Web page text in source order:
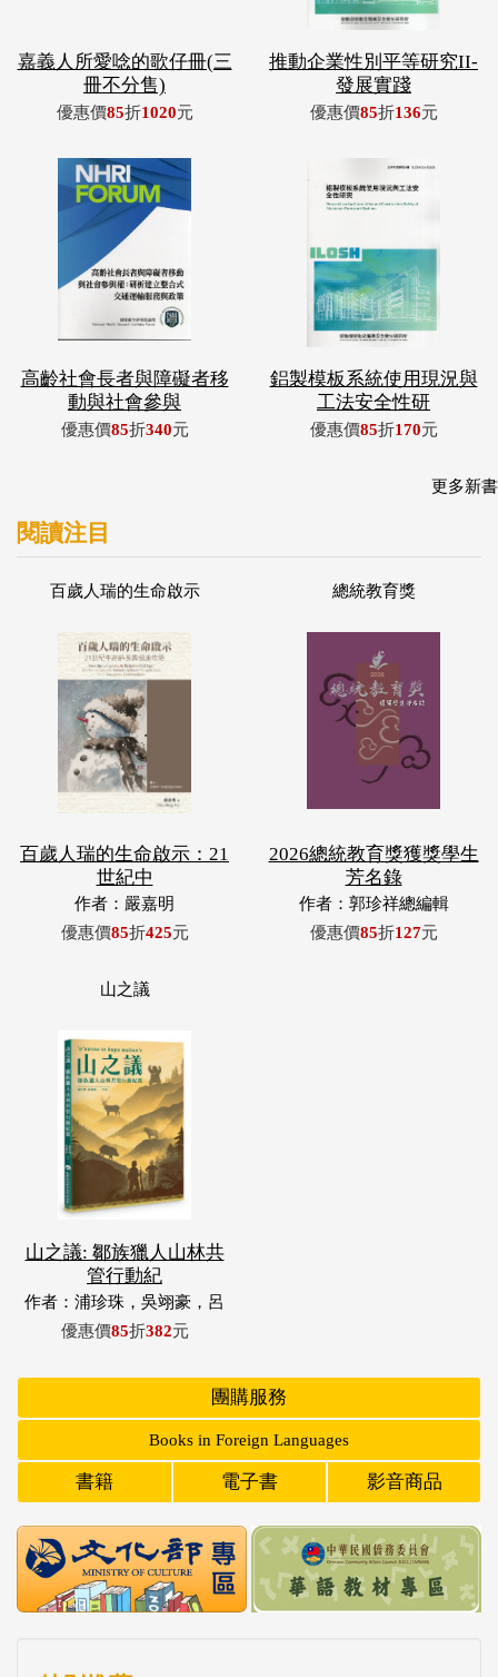
嘉義人所愛唸的歌仔冊(三
冊不分售)
優惠價85折1020元
推動企業性別平等研究II-
發展實踐
優惠價85折136元
高齡社會長者與障礙者移
動與社會參與
優惠價85折340元
鋁製模板系統使用現況與
工法安全性研
優惠價85折170元
更多新書
閱讀注目
百歲人瑞的生命啟示
百歲人瑞的生命啟示：21
世紀中
作者：嚴嘉明
優惠價85折425元
總統教育獎
2026總統教育獎獲獎學生
芳名錄
作者：郭珍祥總編輯
優惠價85折127元
山之議
山之議: 鄒族獵人山林共
管行動紀
作者：浦珍珠，吳翊豪，呂
翊齊，張惠東，許玉青，王
優惠價85折382元
團購服務
Books in Foreign Languages
書籍 電子書 影音商品